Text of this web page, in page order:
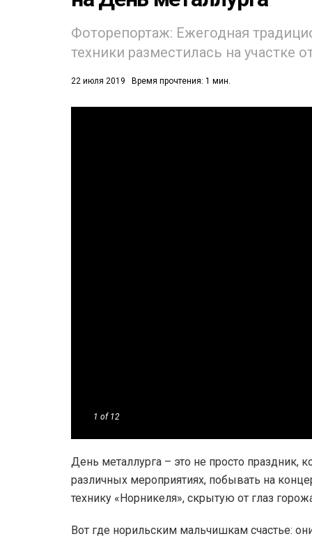
Фоторепортаж: Ежегодная
техники разместилась на участке
22 июля 2019 Время прочтения: 1 мин.
1 of 12
День металлурга – это не просто праздник,
различных мероприятиях, побывать на
технику «Норникеля», скрытую от глаз
Вот где норильским мальчишкам счастье: